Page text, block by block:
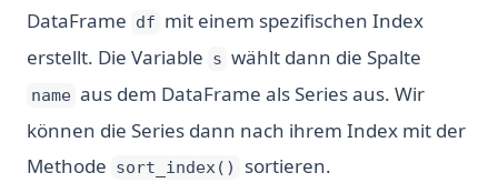
DataFrame df mit einem spezifischen Index
erstellt. Die Variable s wählt dann die Spalte
name aus dem DataFrame als Series aus. Wir
können die Series dann nach ihrem Index mit der
Methode sort_index() sortieren.